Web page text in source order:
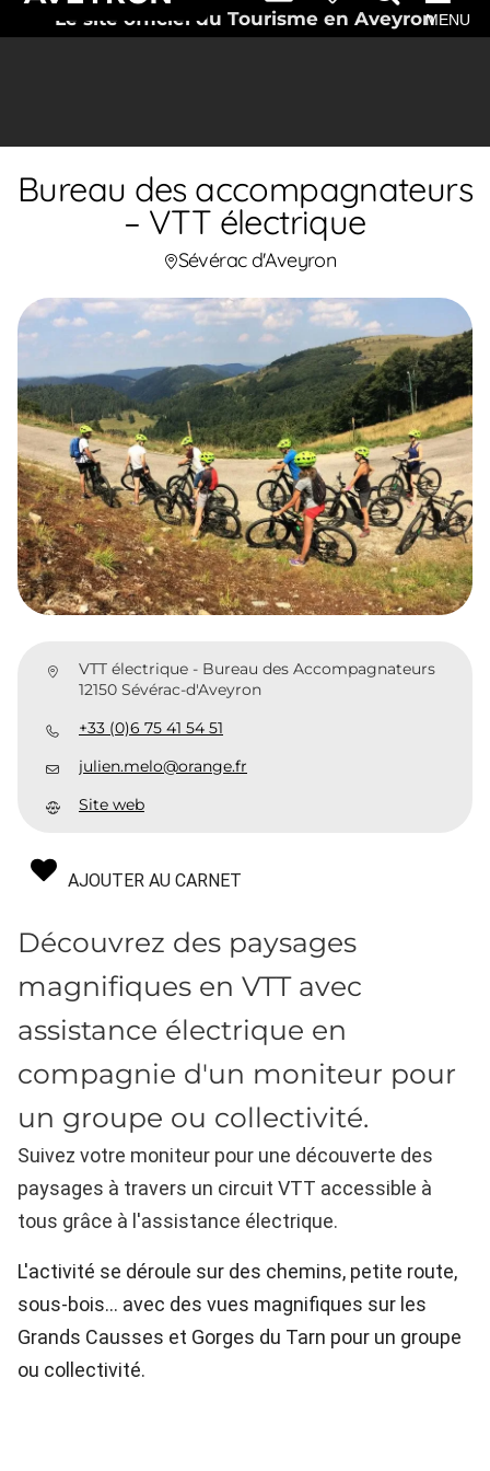
Le site officiel du Tourisme en AveyronMENU
Bureau des accompagnateurs
– VTT électrique
Sévérac d'Aveyron
VTT électrique - Bureau des Accompagnateurs
12150 Sévérac-d'Aveyron
+33 (0)6 75 41 54 51
julien.melo@orange.fr
Site web
AJOUTER AU CARNET
Découvrez des paysages
magnifiques en VTT avec
assistance électrique en
compagnie d'un moniteur pour
un groupe ou collectivité.
Suivez votre moniteur pour une découverte des
paysages à travers un circuit VTT accessible à
tous grâce à l'assistance électrique.
L'activité se déroule sur des chemins, petite route,
sous-bois... avec des vues magnifiques sur les
Grands Causses et Gorges du Tarn pour un groupe
ou collectivité.